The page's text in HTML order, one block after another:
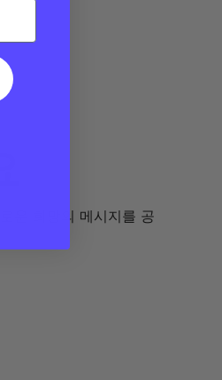
운 희망의 메시지를 공